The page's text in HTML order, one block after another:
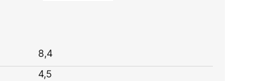
8,4
4,5